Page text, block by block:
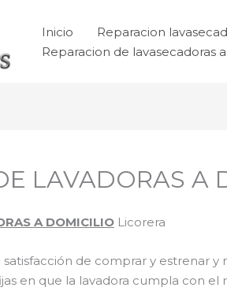
Inicio Reparacion
Reparacion de lavasecadoras
LAVADORAS A
A DOMICILIO Licorera
de comprar y estrenar
en que la lavadora cumpla con